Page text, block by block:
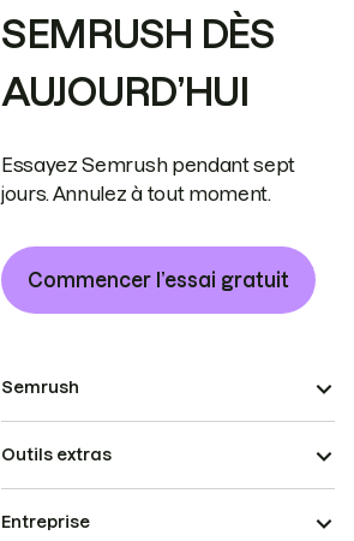
SEMRUSH DÈS
AUJOURD’HUI
Essayez Semrush pendant sept
jours. Annulez à tout moment.
Commencer l’essai gratuit
Semrush
Outils extras
Entreprise